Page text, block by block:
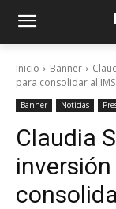
Inicio Banner
para consolidar al
Banner Noticias
Claudia